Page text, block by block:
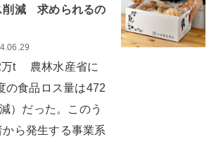
削減 求められるの
t 農林水産省に
の食品ロス量は472
）だった。このう
ら発生する事業系